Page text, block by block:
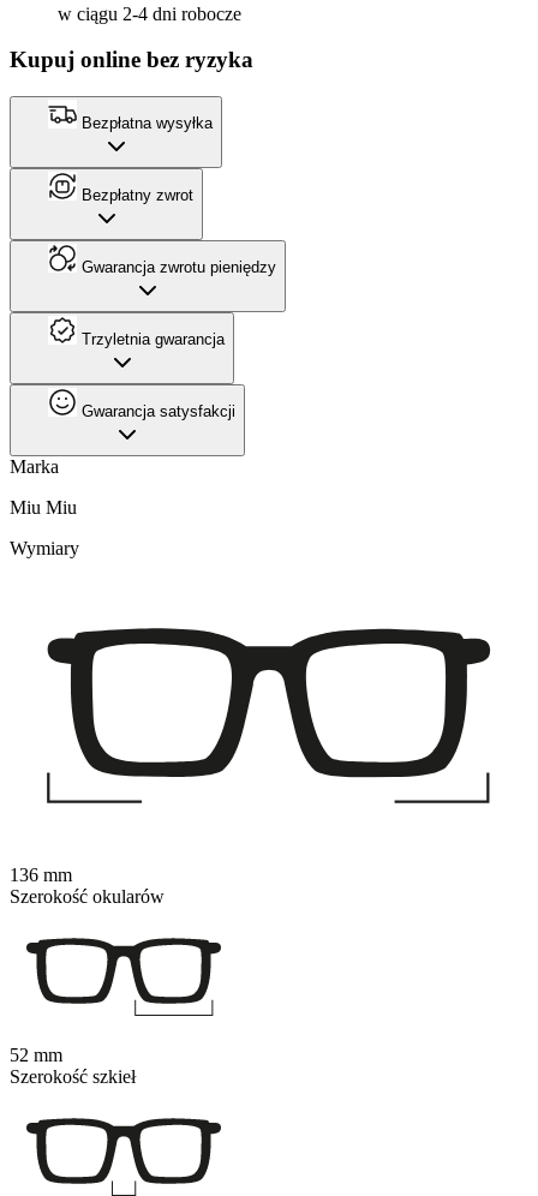
w ciągu 2-4 dni robocze
Kupuj online bez ryzyka
Bezpłatna wysyłka
Bezpłatny zwrot
Gwarancja zwrotu pieniędzy
Trzyletnia gwarancja
Gwarancja satysfakcji
Marka
Miu Miu
Wymiary
136 mm
Szerokość okularów
52 mm
Szerokość szkieł